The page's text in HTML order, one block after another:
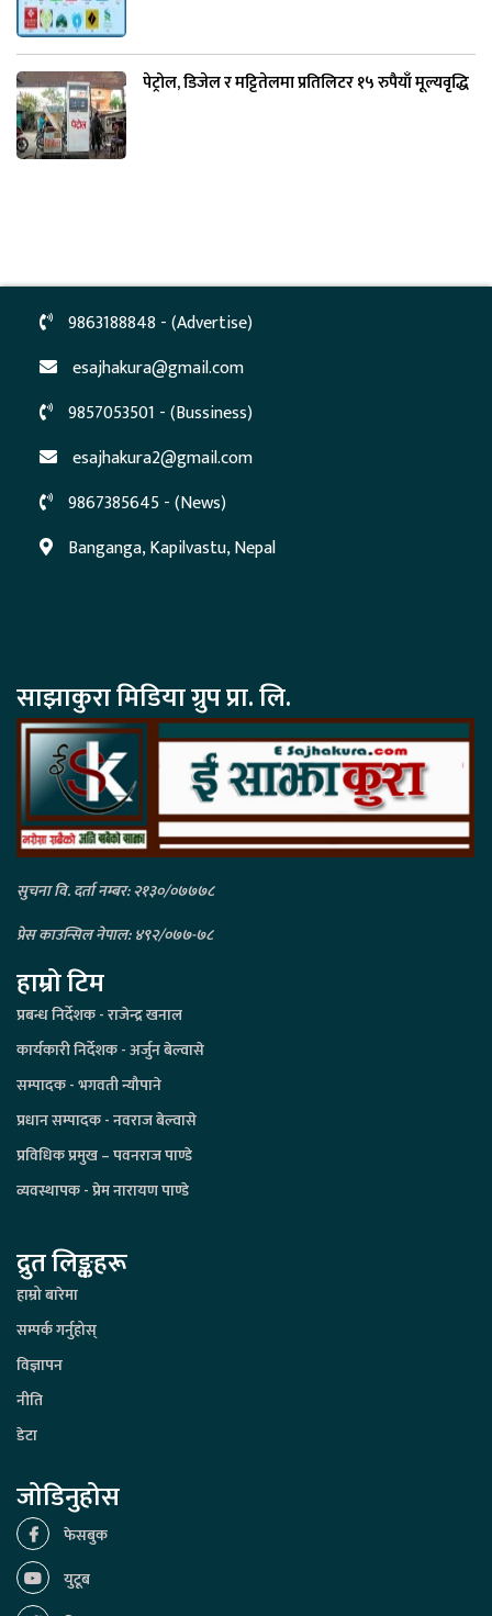
पेट्रोल, डिजेल र मट्टितेलमा प्रतिलिटर १५ रुपैयाँ मूल्यवृद्धि
9863188848 - (Advertise)
esajhakura@gmail.com
9857053501 - (Bussiness)
esajhakura2@gmail.com
9867385645 - (News)
Banganga, Kapilvastu, Nepal
साझाकुरा मिडिया ग्रुप प्रा. लि.
सुचना वि. दर्ता नम्बर: २१३०/०७७७८
प्रेस काउन्सिल नेपाल: ४९२/०७७-७८
हाम्रो टिम
प्रबन्ध निर्देशक - राजेन्द्र खनाल
कार्यकारी निर्देशक - अर्जुन बेल्वासे
सम्पादक - भगवती न्यौपाने
प्रधान सम्पादक - नवराज बेल्वासे
प्रविधिक प्रमुख – पवनराज पाण्डे
व्यवस्थापक - प्रेम नारायण पाण्डे
द्रुत लिङ्कहरू
हाम्रो बारेमा
सम्पर्क गर्नुहोस्
विज्ञापन
नीति
डेटा
जोडिनुहोस
फेसबुक
युटूब